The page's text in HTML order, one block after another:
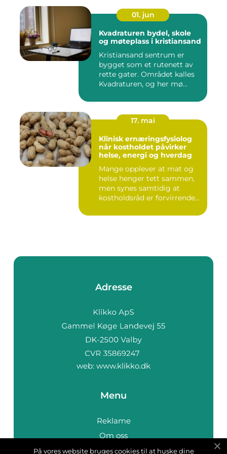
01. jun
Kvadraturen bydel, skole
og møteplass i kristiansand
Kristiansand sentrum er
bygget som et rutenett av
rette gater. Området kalles
Kvadraturen, og her mø...
17. mai
Klinisk ernæringsfysiolog
når kostholdet påvirker
helse, energi og hverdag
Mange opplever at mat og
helse henger tett sammen,
men synes samtidig at
kostholdsråd er forvirrende...
Adresse
web: www.klikko.dk
Menu
Reklame
Om oss
Cookies
På vores website bruges cookies til at huske dine